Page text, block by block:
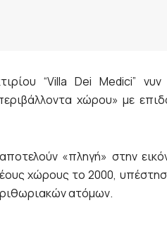
“Villa Dei Medici”
χώρου» με
«πληγή» στην
χώρους το 2000,
ατόμων.